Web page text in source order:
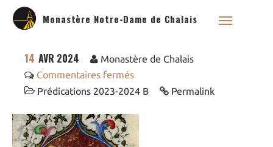
Monastère Notre-Dame de Chalais
14 AVR 2024
Monastère de Chalais
Commentaires fermés
Prédications 2023-2024 B
Permalink